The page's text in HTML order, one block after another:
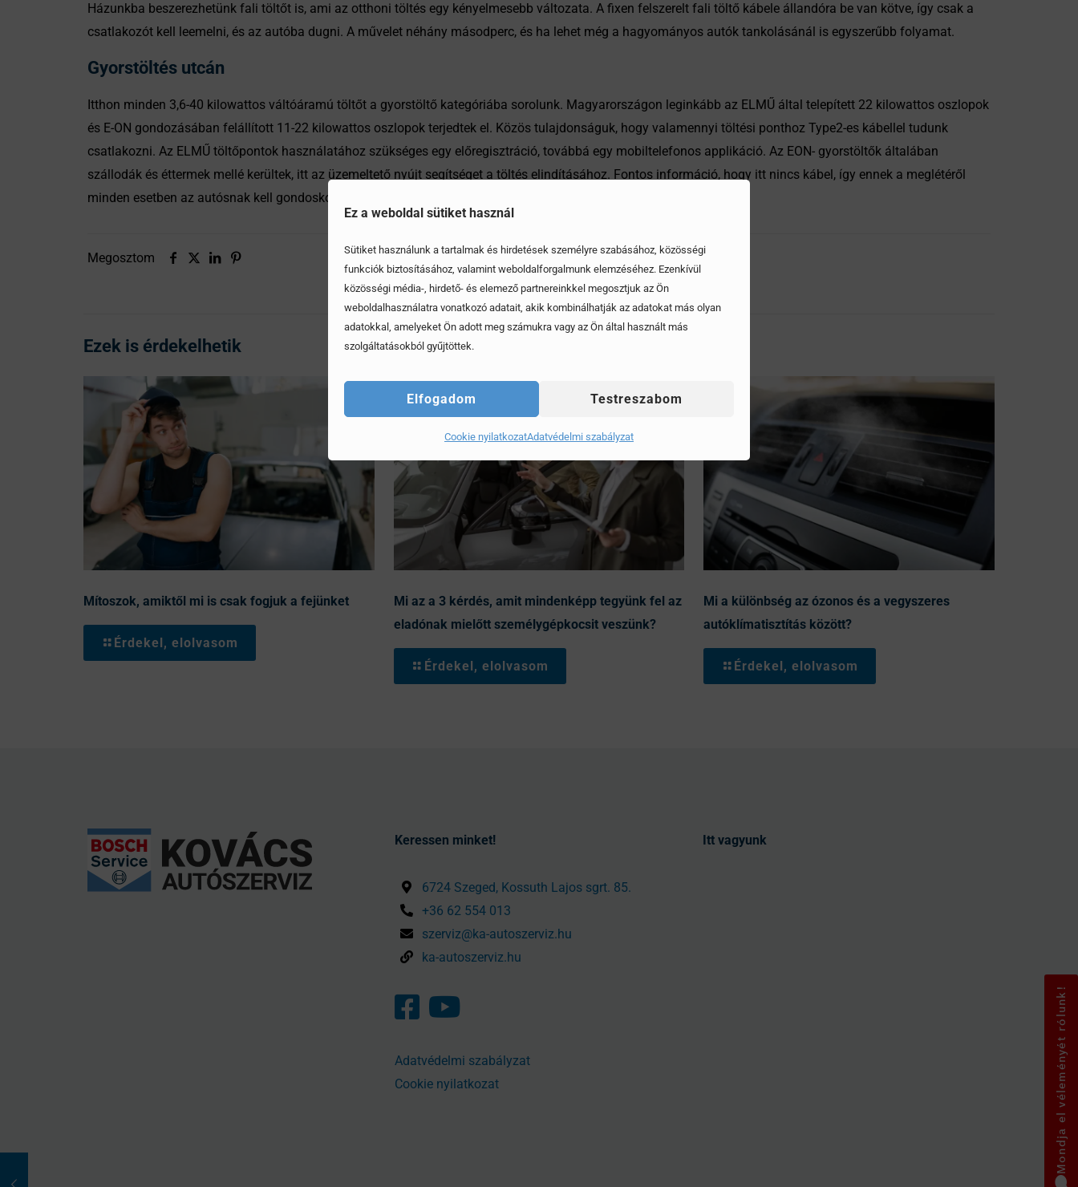
Ez a weboldal sütiket használ
Sütiket használunk a tartalmak és hirdetések személyre szabásához, közösségi
funkciók biztosításához, valamint weboldalforgalmunk elemzéséhez. Ezenkívül
közösségi média-, hirdető- és elemező partnereinkkel megosztjuk az Ön
weboldalhasználatra vonatkozó adatait, akik kombinálhatják az adatokat más olyan
adatokkal, amelyeket Ön adott meg számukra vagy az Ön által használt más
szolgáltatásokból gyűjtöttek.
Elfogadom Testreszabom
Cookie nyilatkozatAdatvédelmi szabályzat
Házunkba beszerezhetünk fali töltőt is, ami az otthoni töltés egy kényelmesebb változata. A fixen felszerelt fali töltő kábele állandóra be van kötve, így csak a
csatlakozót kell leemelni, és az autóba dugni. A művelet néhány másodperc, és ha lehet még a hagyományos autók tankolásánál is egyszerűbb folyamat.
Gyorstöltés utcán
Itthon minden 3,6-40 kilowattos váltóáramú töltőt a gyorstöltő kategóriába sorolunk. Magyarországon leginkább az ELMŰ által telepített 22 kilowattos oszlopok
és E-ON gondozásában felállított 11-22 kilowattos oszlopok terjedtek el. Közös tulajdonságuk, hogy valamennyi töltési ponthoz Type2-es kábellel tudunk
csatlakozni. Az ELMŰ töltőpontok használatához szükséges egy előregisztráció, továbbá egy mobiltelefonos applikáció. Az EON- gyorstöltők általában
szállodák és éttermek mellé kerültek, itt az üzemeltető nyújt segítséget a töltés elindításához. Fontos információ, hogy itt nincs kábel, így ennek a meglétéről
minden esetben az autósnak kell gondoskodnia.
Megosztom
Ezek is érdekelhetik
Mítoszok, amiktől mi is csak fogjuk a fejünket
Érdekel, elolvasom
Mi az a 3 kérdés, amit mindenképp tegyünk fel az
eladónak mielőtt személygépkocsit veszünk?
Érdekel, elolvasom
Mi a különbség az ózonos és a vegyszeres
autóklímatisztítás között?
Érdekel, elolvasom
Keressen minket!
6724 Szeged, Kossuth Lajos sgrt. 85.
+36 62 554 013
szerviz@ka-autoszerviz.hu
ka-autoszerviz.hu
Adatvédelmi szabályzat
Cookie nyilatkozat
Itt vagyunk
Mondja el véleményét rólunk!